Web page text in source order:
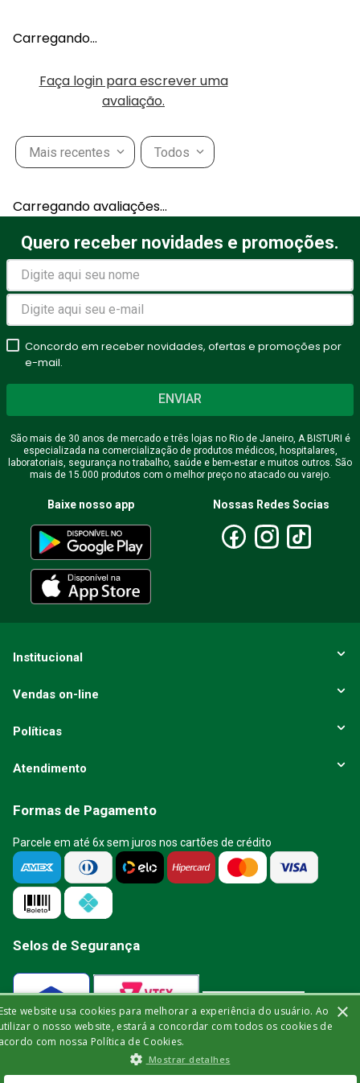
Carregando…
Faça login para escrever uma
avaliação.
Mais recentes Todos
Carregando avaliações…
Quero receber novidades e promoções.
Concordo em receber novidades, ofertas e promoções por
e-mail.
ENVIAR
São mais de 30 anos de mercado e três lojas no Rio de Janeiro, A BISTURI é
especializada na comercialização de produtos médicos, hospitalares,
laboratoriais, segurança no trabalho, saúde e bem-estar e muitos outros. São
mais de 15.000 produtos com o melhor preço no atacado ou varejo.
Baixe nosso app Nossas Redes Socias
Institucional
Vendas on-line
Políticas
Atendimento
Formas de Pagamento
Parcele em até 6x sem juros nos cartões de crédito
Selos de Segurança
Verificada por ×
website usa cookies para melhorar a experiência do usuário. Ao
o nosso website, estará a concordar com todos os cookies de
com nossa Política de Cookies.
Mostrar detalhes